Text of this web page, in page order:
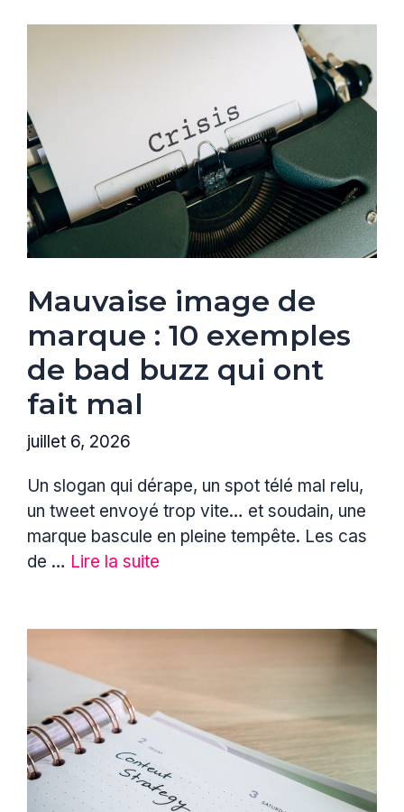
Mauvaise image de
marque : 10 exemples
de bad buzz qui ont
fait mal
juillet 6, 2026
Un slogan qui dérape, un spot télé mal relu,
un tweet envoyé trop vite… et soudain, une
marque bascule en pleine tempête. Les cas
de … Lire la suite